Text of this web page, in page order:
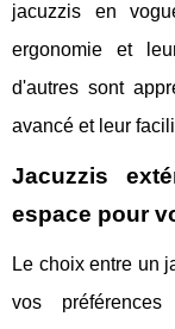
jacuzzis en
ergonomie et
d'autres sont
avancé et leur
Jacuzzis
espace pour
Le choix entre un
vos